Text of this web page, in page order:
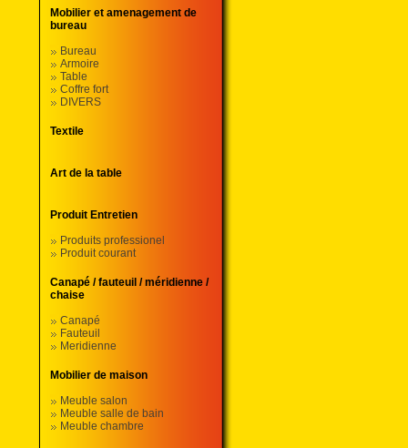
Mobilier et amenagement de
bureau
Bureau
Armoire
Table
Coffre fort
DIVERS
Textile
Art de la table
Produit Entretien
Produits professionel
Produit courant
Canapé / fauteuil / méridienne /
chaise
Canapé
Fauteuil
Meridienne
Mobilier de maison
Meuble salon
Meuble salle de bain
Meuble chambre